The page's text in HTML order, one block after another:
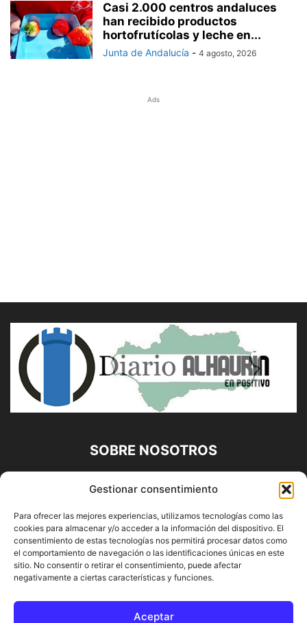
Gestionar consentimiento
Para ofrecer las mejores experiencias, utilizamos tecnologías como las
cookies para almacenar y/o acceder a la información del dispositivo. El
consentimiento de estas tecnologías nos permitirá procesar datos como
el comportamiento de navegación o las identificaciones únicas en este
sitio. No consentir o retirar el consentimiento, puede afectar
negativamente a ciertas características y funciones.
Aceptar
Casi 2.000 centros andaluces
han recibido productos
hortofrutícolas y leche en...
Junta de Andalucía - 4 agosto, 2026
Ads
SOBRE NOSOTROS
Diario Alhaurín (www.alhaurindelatorre.com) Propiedad de
Francisco E. López López | 639 95 71 95 | Noticias de
Alhaurín de la Torre, Málaga y Provincia|
Contáctanos:info@alhaurindelatorre.com
SÍGUENOS